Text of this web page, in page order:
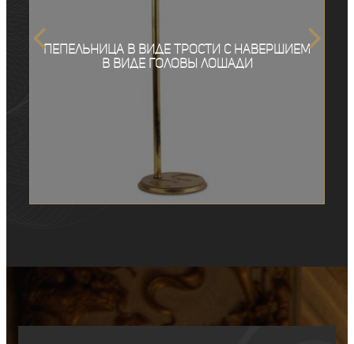
Пепельница в виде трости с навершием
в виде головы лошади